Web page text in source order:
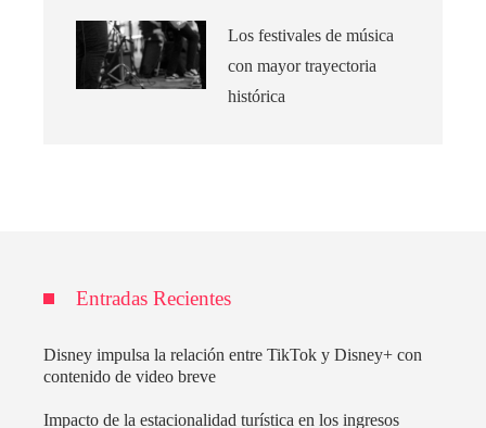
Los festivales de música
con mayor trayectoria
histórica
Entradas Recientes
Disney impulsa la relación entre TikTok y Disney+ con
contenido de video breve
Impacto de la estacionalidad turística en los ingresos